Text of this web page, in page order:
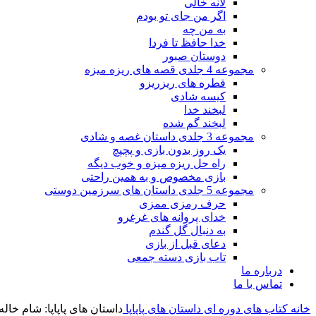
لانه خالی
اگر من جای تو بودم
به من چه
خدا حافظ تا فردا
دوستان صبور
مجموعه 4 جلدی قصه های ریزه میزه
قطره های ریزریزو
کیسه شادی
لبخند خدا
لبخند گم شده
مجموعه 3 جلدی داستان غصه و شادی
یک روز بدون بازی و پچپچ
راه حل ریزه میزه و خوب دیگه
بازی مخصوص و به همین راحتی
مجموعه 5 جلدی داستان های سرزمین دوستی
حرف رمزی ممزی
خدای پروانه های غرغرو
به دنبال گل گندم
دعای قبل از بازی
تاب بازی دسته جمعی
درباره ما
تماس با ما
خانه کتاب های دوره ای داستان های پاپاپا داستان های پاپاپا: شام